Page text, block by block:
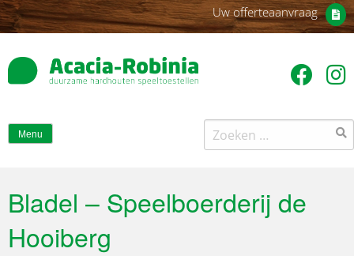
Uw offerteaanvraag
Menu
Zoeken
naar:
Bladel – Speelboerderij de
Hooiberg